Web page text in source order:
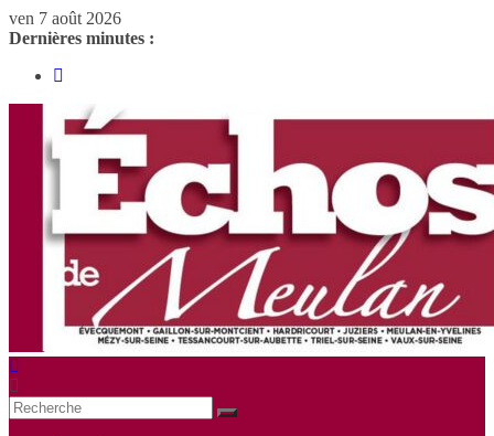
ven 7 août 2026
Dernières minutes :